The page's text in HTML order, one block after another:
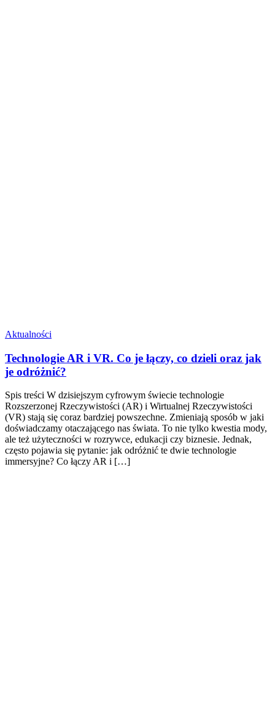
Aktualności
Technologie AR i VR. Co je łączy, co dzieli oraz jak
je odróżnić?
Spis treści W dzisiejszym cyfrowym świecie technologie
Rozszerzonej Rzeczywistości (AR) i Wirtualnej Rzeczywistości
(VR) stają się coraz bardziej powszechne. Zmieniają sposób w jaki
doświadczamy otaczającego nas świata. To nie tylko kwestia mody,
ale też użyteczności w rozrywce, edukacji czy biznesie. Jednak,
często pojawia się pytanie: jak odróżnić te dwie technologie
immersyjne? Co łączy AR i […]